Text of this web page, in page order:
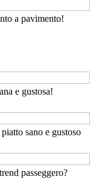
a pavimento!
e gustosa!
sano e gustoso
passeggero?